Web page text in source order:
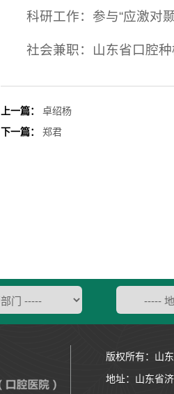
科研工作：参与“应激对
社会兼职：山东省口腔
上一篇：
卓绍杨
下一篇：
郑君
版权所有：山
地址： 山东省